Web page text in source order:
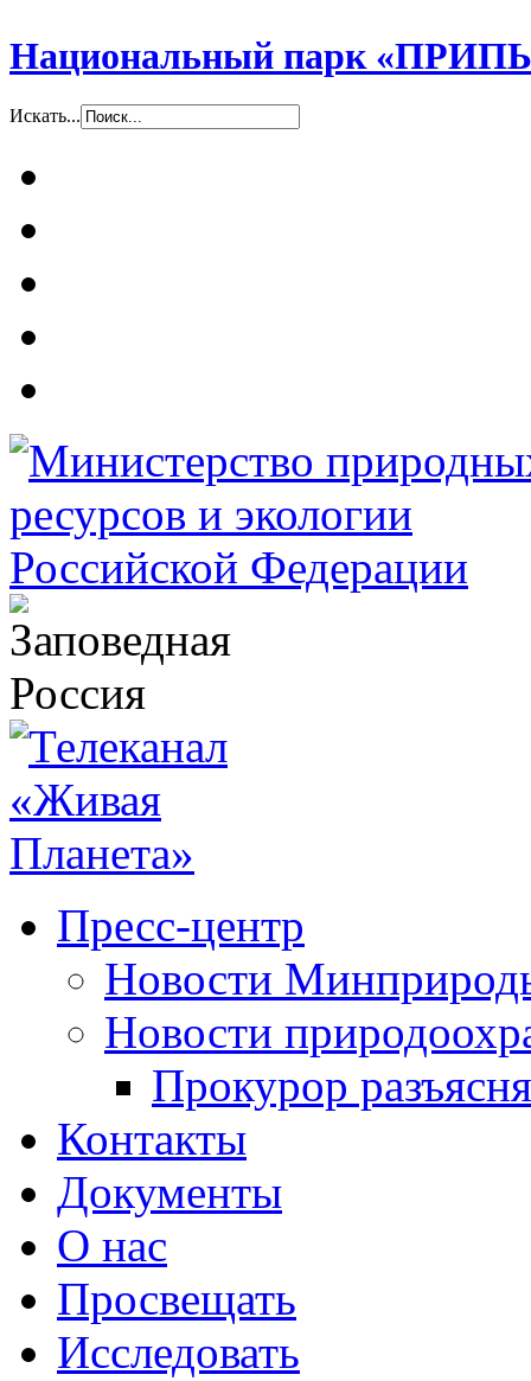
Национальный парк
Искать...
Пресс-центр
Новости
Новости
Прокурор
Контакты
Документы
О нас
Просвещать
Исследовать